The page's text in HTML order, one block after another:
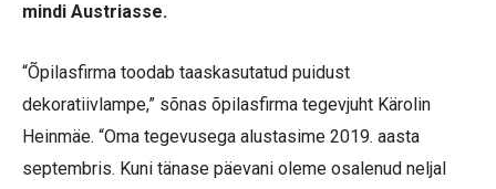
mindi Austriasse.
“Õpilasfirma toodab taaskasutatud puidust
dekoratiivlampe,” sõnas õpilasfirma tegevjuht Kärolin
Heinmäe. “Oma tegevusega alustasime 2019. aasta
septembris. Kuni tänase päevani oleme osalenud neljal